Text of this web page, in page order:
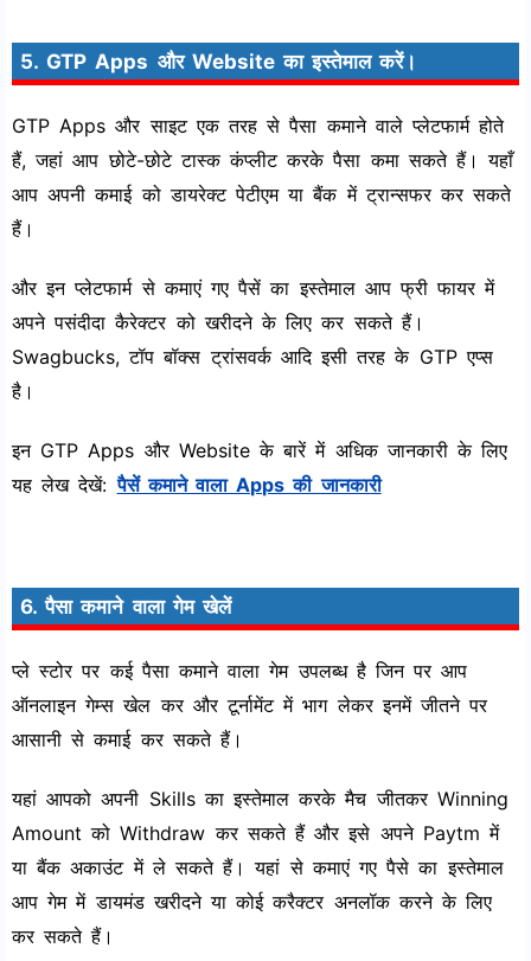
5. GTP Apps और Website का इस्तेमाल करें।
GTP Apps और साइट एक तरह से पैसा कमाने वाले प्लेटफार्म होते
हैं, जहां आप छोटे-छोटे टास्क कंप्लीट करके पैसा कमा सकते हैं। यहाँ
आप अपनी कमाई को डायरेक्ट पेटीएम या बैंक में ट्रान्सफर कर सकते
हैं।
और इन प्लेटफार्म से कमाएं गए पैसें का इस्तेमाल आप फ्री फायर में
अपने पसंदीदा कैरेक्टर को खरीदने के लिए कर सकते हैं।
Swagbucks, टॉप बॉक्स ट्रांसवर्क आदि इसी तरह के GTP एप्स
है।
इन GTP Apps और Website के बारें में अधिक जानकारी के लिए
यह लेख देखें:पैसें कमाने वाला Apps की जानकारी
6. पैसा कमाने वाला गेम खेलें
प्ले स्टोर पर कई पैसा कमाने वाला गेम उपलब्ध है जिन पर आप
ऑनलाइन गेम्स खेल कर और टूर्नामेंट में भाग लेकर इनमें जीतने पर
आसानी से कमाई कर सकते हैं।
यहां आपको अपनी Skills का इस्तेमाल करके मैच जीतकर Winning
Amount को Withdraw कर सकते हैं और इसे अपने Paytm में
या बैंक अकाउंट में ले सकते हैं। यहां से कमाएं गए पैसे का इस्तेमाल
आप गेम में डायमंड खरीदने या कोई करैक्टर अनलॉक करने के लिए
कर सकते हैं।